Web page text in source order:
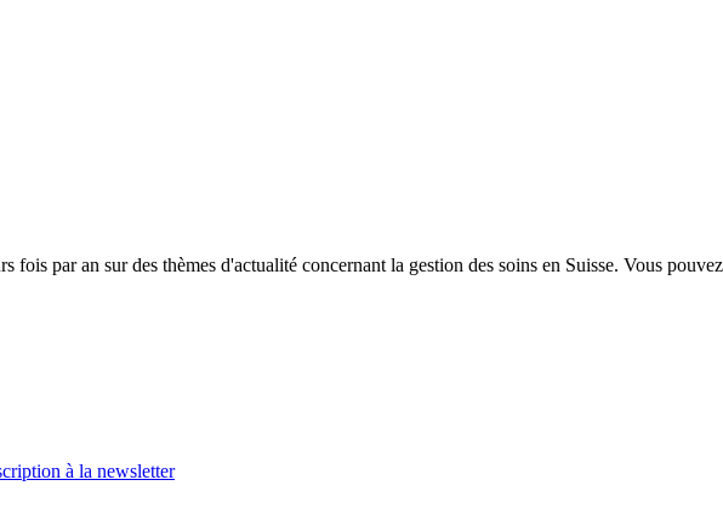
fois par an sur des thèmes d'actualité concernant la gestion des soins en Suisse. Vous
à la newsletter